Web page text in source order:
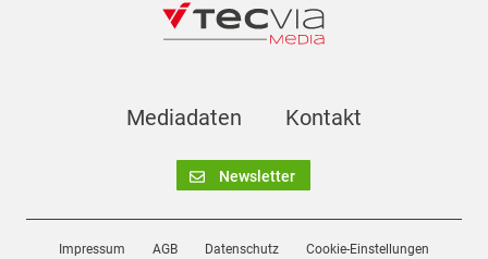
Mediadaten Kontakt
Newsletter
Impressum AGB Datenschutz Cookie-Einstellungen